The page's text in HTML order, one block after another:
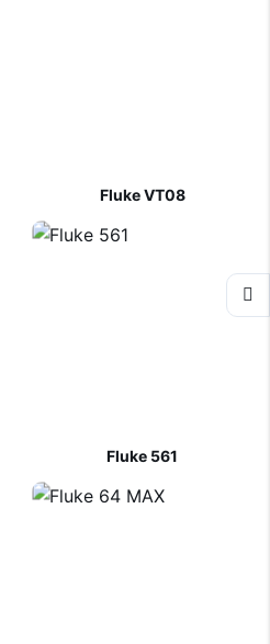
Fluke VT08
Fluke 561